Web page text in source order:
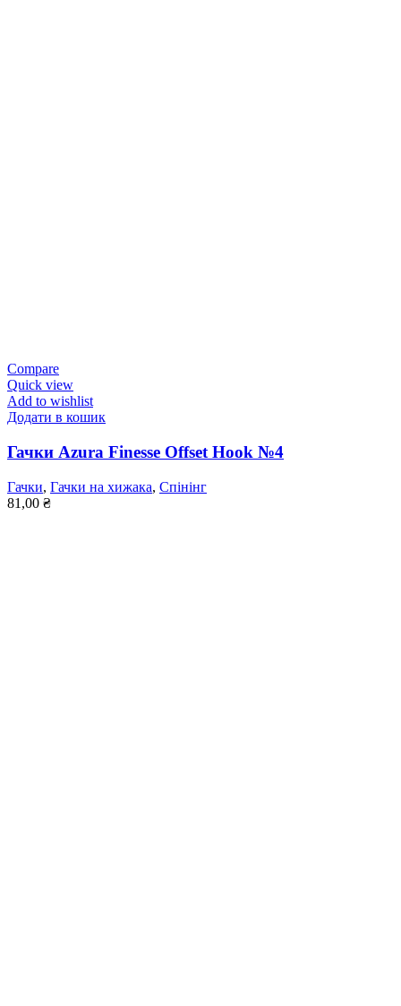
Compare
Quick view
Add to wishlist
Додати в кошик
Гачки Azura Finesse Offset Hook №4
Гачки, Гачки на хижака, Спінінг
81,00 ₴